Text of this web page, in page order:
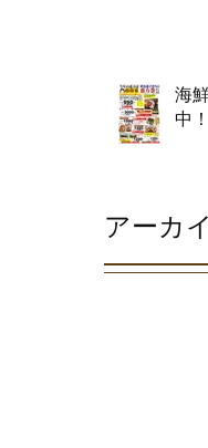
海
中！
アーカ